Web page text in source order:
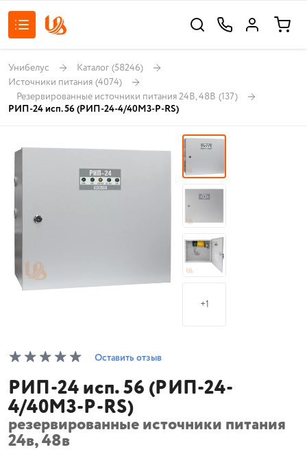
Унибелус Каталог (58246)
Источники питания (4074)
Резервированные источники питания 24В, 48В (137)
РИП-24 исп. 56 (РИП-24-4/40М3-Р-RS)
+1
Оставить отзыв
РИП-24 исп. 56 (РИП-24-
4/40М3-Р-RS)
резервированные источники питания
24в, 48в